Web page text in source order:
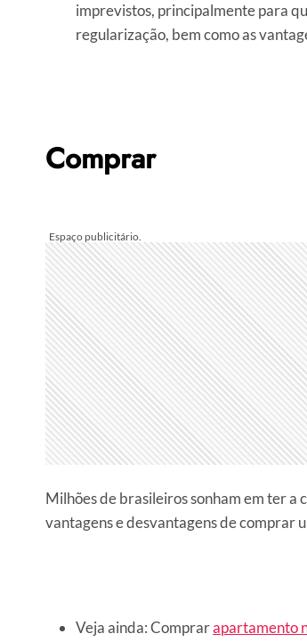
imprevistos, principalmente para
regularização, bem como as
Comprar
Milhões de brasileiros sonham em ter a
vantagens e desvantagens de comprar
Veja ainda: Comprarapartamento